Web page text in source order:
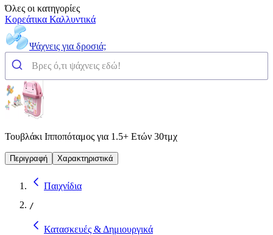
Όλες οι κατηγορίες
Κορεάτικα Καλλυντικά
Ψάχνεις για δροσιά;
Τουβλάκι Ιπποπόταμος για 1.5+ Ετών 30τμχ
Περιγραφή Χαρακτηριστικά
Παιχνίδια
/
Κατασκευές & Δημιουργικά